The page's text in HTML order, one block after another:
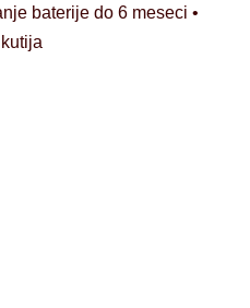
baterije do 6 meseci •